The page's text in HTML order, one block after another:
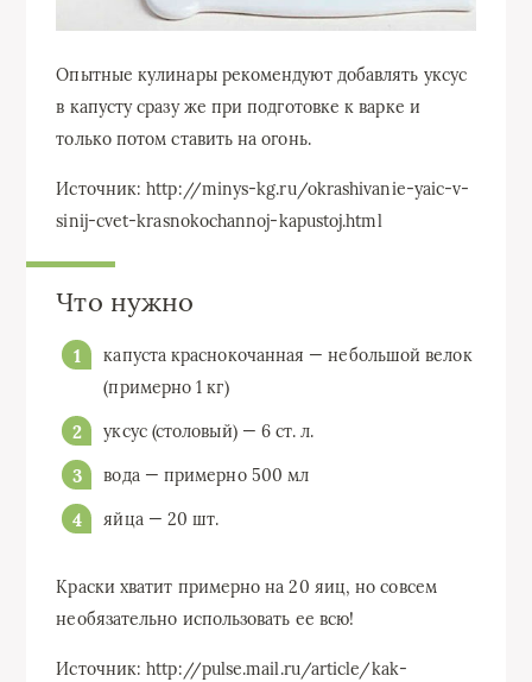
Опытные кулинары рекомендуют добавлять уксус
в капусту сразу же при подготовке к варке и
только потом ставить на огонь.
Источник: http://minys-kg.ru/okrashivanie-yaic-v-
sinij-cvet-krasnokochannoj-kapustoj.html
Что нужно
капуста краснокочанная — небольшой велок
(примерно 1 кг)
уксус (столовый) — 6 ст. л.
вода — примерно 500 мл
яйца — 20 шт.
Краски хватит примерно на 20 яиц, но совсем
необязательно использовать ее всю!
Источник: http://pulse.mail.ru/article/kak-